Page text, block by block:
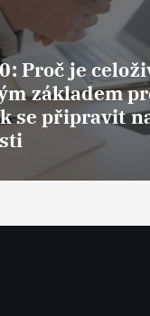
Proč se
i na vrcholu
překonat